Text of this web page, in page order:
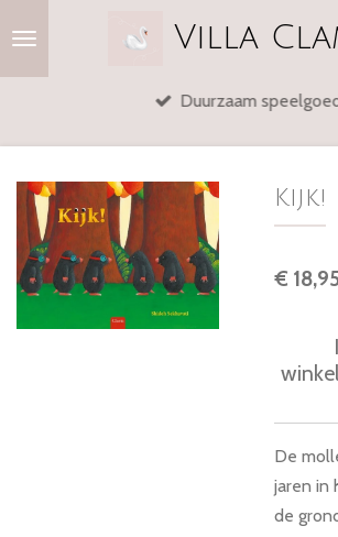
hoofdinhoud
Villa
Duurzaam
Kijk!
€
De
jaren in
de